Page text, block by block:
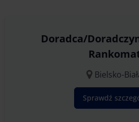
Doradca/
Bielsko-
Sprawdź